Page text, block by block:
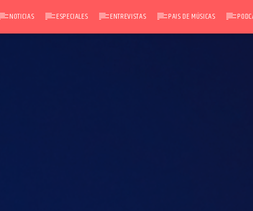
NOTICIAS ESPECIALES ENTREVISTAS PAIS DE MÚSICAS